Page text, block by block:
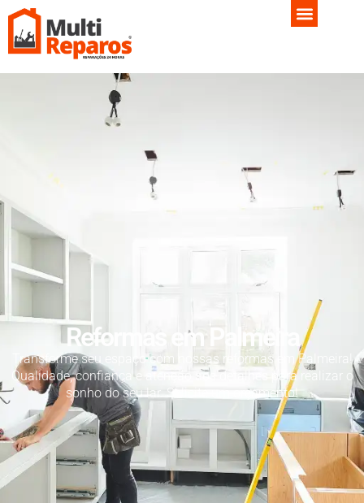
Reformas em Palmeira
Transforme seu espaço com nossas reformas em Palmeira!
Qualidade, confiança e atenção aos detalhes para realizar o
sonho do seu lar. Solicite um orçamento!